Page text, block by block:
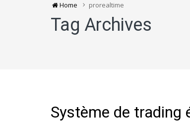
Home prorealtime
Tag Archives
Système de trading